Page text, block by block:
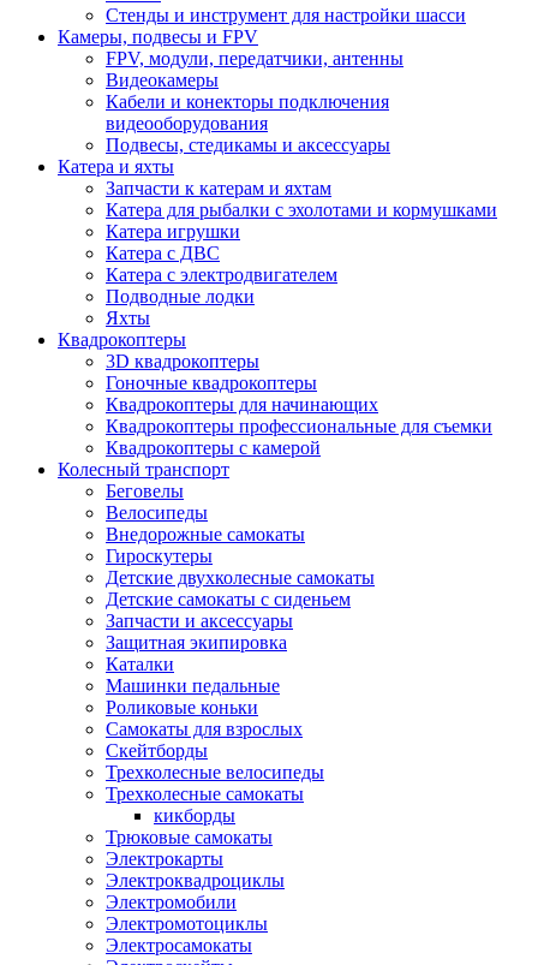
Стенды и инструмент для настройки шасси
Камеры, подвесы и FPV
FPV, модули, передатчики, антенны
Видеокамеры
Кабели и конекторы подключения
видеооборудования
Подвесы, стедикамы и аксессуары
Катера и яхты
Запчасти к катерам и яхтам
Катера для рыбалки с эхолотами и кормушками
Катера игрушки
Катера с ДВС
Катера с электродвигателем
Подводные лодки
Яхты
Квадрокоптеры
3D квадрокоптеры
Гоночные квадрокоптеры
Квадрокоптеры для начинающих
Квадрокоптеры профессиональные для съемки
Квадрокоптеры с камерой
Колесный транспорт
Беговелы
Велосипеды
Внедорожные самокаты
Гироскутеры
Детские двухколесные самокаты
Детские самокаты с сиденьем
Запчасти и аксессуары
Защитная экипировка
Каталки
Машинки педальные
Роликовые коньки
Самокаты для взрослых
Скейтборды
Трехколесные велосипеды
Трехколесные самокаты
кикборды
Трюковые самокаты
Электрокарты
Электроквадроциклы
Электромобили
Электромотоциклы
Электросамокаты